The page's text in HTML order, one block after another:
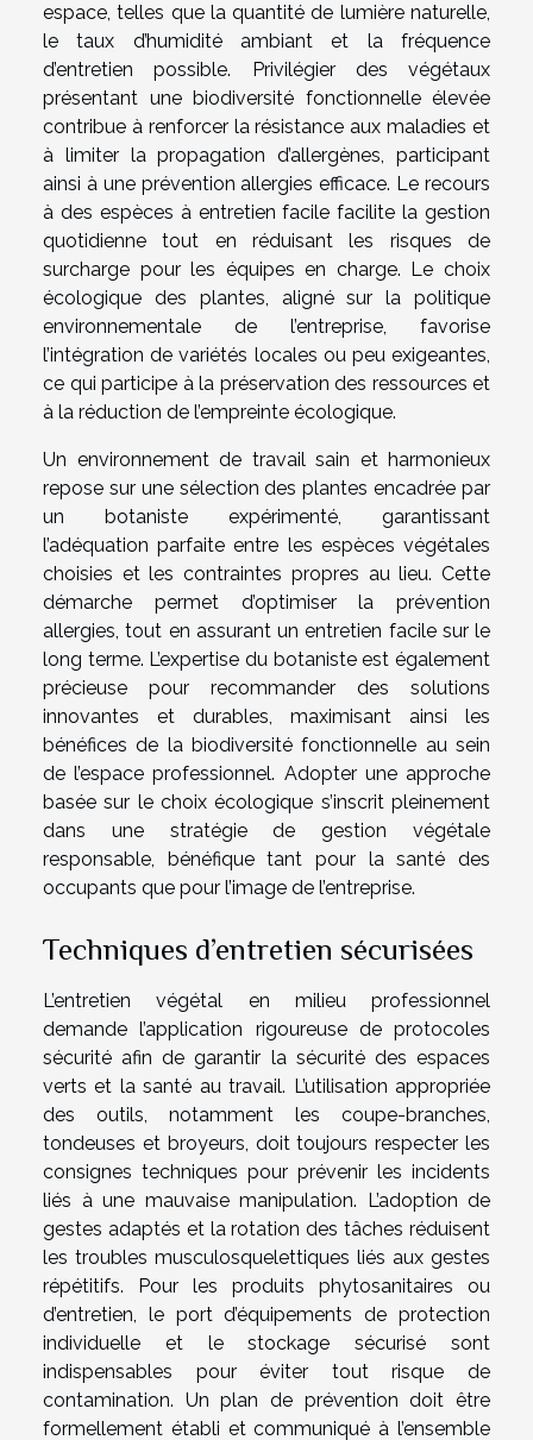
espace, telles que la quantité de lumière naturelle,
le taux d’humidité ambiant et la fréquence
d’entretien possible. Privilégier des végétaux
présentant une biodiversité fonctionnelle élevée
contribue à renforcer la résistance aux maladies et
à limiter la propagation d’allergènes, participant
ainsi à une prévention allergies efficace. Le recours
à des espèces à entretien facile facilite la gestion
quotidienne tout en réduisant les risques de
surcharge pour les équipes en charge. Le choix
écologique des plantes, aligné sur la politique
environnementale de l’entreprise, favorise
l’intégration de variétés locales ou peu exigeantes,
ce qui participe à la préservation des ressources et
à la réduction de l’empreinte écologique.
Un environnement de travail sain et harmonieux
repose sur une sélection des plantes encadrée par
un botaniste expérimenté, garantissant
l’adéquation parfaite entre les espèces végétales
choisies et les contraintes propres au lieu. Cette
démarche permet d’optimiser la prévention
allergies, tout en assurant un entretien facile sur le
long terme. L’expertise du botaniste est également
précieuse pour recommander des solutions
innovantes et durables, maximisant ainsi les
bénéfices de la biodiversité fonctionnelle au sein
de l’espace professionnel. Adopter une approche
basée sur le choix écologique s’inscrit pleinement
dans une stratégie de gestion végétale
responsable, bénéfique tant pour la santé des
occupants que pour l’image de l’entreprise.
Techniques d’entretien sécurisées
L’entretien végétal en milieu professionnel
demande l’application rigoureuse de protocoles
sécurité afin de garantir la sécurité des espaces
verts et la santé au travail. L’utilisation appropriée
des outils, notamment les coupe-branches,
tondeuses et broyeurs, doit toujours respecter les
consignes techniques pour prévenir les incidents
liés à une mauvaise manipulation. L’adoption de
gestes adaptés et la rotation des tâches réduisent
les troubles musculosquelettiques liés aux gestes
répétitifs. Pour les produits phytosanitaires ou
d’entretien, le port d’équipements de protection
individuelle et le stockage sécurisé sont
indispensables pour éviter tout risque de
contamination. Un plan de prévention doit être
formellement établi et communiqué à l’ensemble